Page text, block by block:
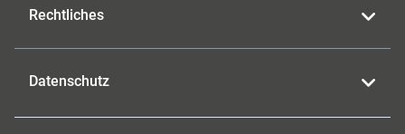
Rechtliches
Datenschutz